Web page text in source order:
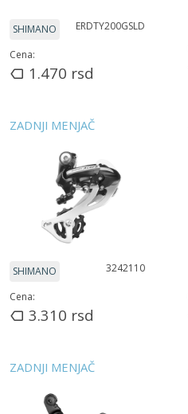
SHIMANO ERDTY200GSLD
Cena:
1.470 rsd
ZADNJI MENJAČ
SHIMANO 3242110
Cena:
3.310 rsd
ZADNJI MENJAČ